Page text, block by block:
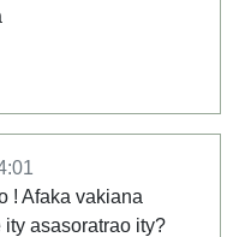
! Afaka vakiana
asasoratrao ity?